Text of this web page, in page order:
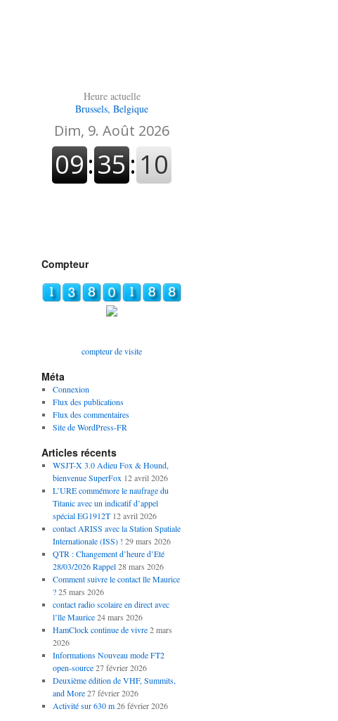
Heure actuelle
Brussels, Belgique
Compteur
compteur de visite
Méta
Connexion
Flux des publications
Flux des commentaires
Site de WordPress-FR
Articles récents
WSJT-X 3.0 Adieu Fox & Hound,
bienvenue SuperFox 12 avril 2026
L’URE commémore le naufrage du
Titanic avec un indicatif d’appel
spécial EG1912T 12 avril 2026
contact ARISS avec la Station Spatiale
Internationale (ISS) ! 29 mars 2026
QTR : Changement d’heure d’Eté
28/03/2026 Rappel 28 mars 2026
Comment suivre le contact île Maurice
? 25 mars 2026
contact radio scolaire en direct avec
l’île Maurice 24 mars 2026
HamClock continue de vivre 2 mars
2026
Informations Nouveau mode FT2
open-source 27 février 2026
Deuxième édition de VHF, Summits,
and More 27 février 2026
Activité sur 630 m 26 février 2026